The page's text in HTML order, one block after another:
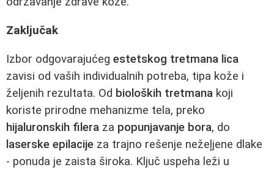
Zaključak
Izbor odgovarajućeg estetskog tretmana lica
zavisi od vaših individualnih potreba, tipa kože i
željenih rezultata. Od bioloških tretmana koji
koriste prirodne mehanizme tela, preko
hijaluronskih filera za popunjavanje bora, do
laserske epilacije za trajno rešenje nežeļjene dlake
- ponuda je zaista široka. Ključ uspeha leži u